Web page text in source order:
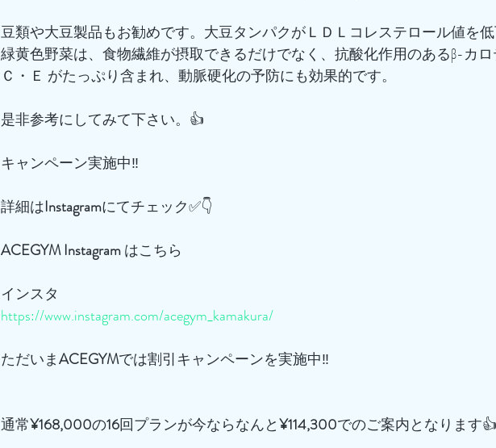
豆類や大豆製品もお勧めです。大豆タンパクがＬＤＬコレステロール値を
緑黄色野菜は、食物繊維が摂取できるだけでなく、抗酸化作用のあるβ-カ
Ｃ・Ｅ がたっぷり含まれ、動脈硬化の予防にも効果的です。
是非参考にしてみて下さい。👍
キャンペーン実施中‼️
詳細はInstagramにてチェック✅👇
ACEGYM Instagram はこちら
インスタ
https://www.instagram.com/acegym_kamakura/
ただいまACEGYMでは割引キャンペーンを実施中‼️
通常¥168,000の16回プランが今ならなんと¥114,300でのご案内となります👍